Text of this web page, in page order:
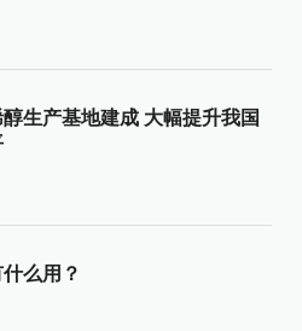
生产基地建成 大幅提升我国
么用？